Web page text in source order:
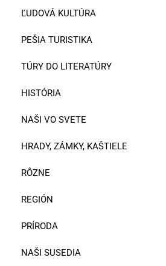
ĽUDOVÁ KULTÚRA
PEŠIA TURISTIKA
TÚRY DO LITERATÚRY
HISTÓRIA
NAŠI VO SVETE
HRADY, ZÁMKY, KAŠTIELE
RÔZNE
REGIÓN
PRÍRODA
NAŠI SUSEDIA